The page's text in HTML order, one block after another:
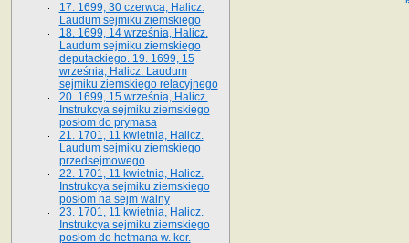
17. 1699, 30 czerwca, Halicz.
Laudum sejmiku ziemskiego
18. 1699, 14 września, Halicz.
Laudum sejmiku ziemskiego
deputackiego. 19. 1699, 15
września, Halicz. Laudum
sejmiku ziemskiego relacyjnego
20. 1699, 15 września, Halicz.
Instrukcya sejmiku ziemskiego
posłom do prymasa
21. 1701, 11 kwietnia, Halicz.
Laudum sejmiku ziemskiego
przedsejmowego
22. 1701, 11 kwietnia, Halicz.
Instrukcya sejmiku ziemskiego
posłom na sejm walny
23. 1701, 11 kwietnia, Halicz.
Instrukcya sejmiku ziemskiego
posłom do hetmana w. kor.